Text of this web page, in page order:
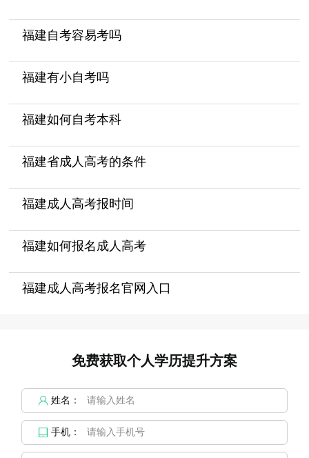
福建自考容易考吗
福建有小自考吗
福建如何自考本科
福建省成人高考的条件
福建成人高考报时间
福建如何报名成人高考
福建成人高考报名官网入口
免费获取个人学历提升方案
姓名：
手机：